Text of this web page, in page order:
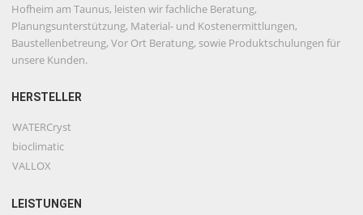
Hofheim am Taunus, leisten wir fachliche Beratung,
Planungsunterstützung, Material- und Kostenermittlungen,
Baustellenbetreung, Vor Ort Beratung, sowie Produktschulungen für
unsere Kunden.
HERSTELLER
WATERCryst
bioclimatic
VALLOX
LEISTUNGEN